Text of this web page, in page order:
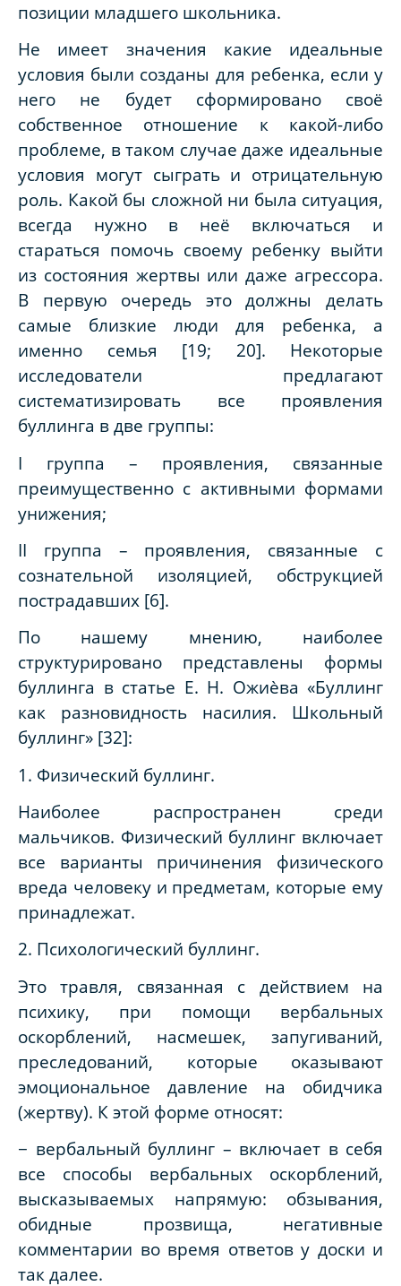
позиции младшего школьника.
Не имеет значения какие идеальные
условия были созданы для ребенка, если у
него не будет сформировано своё
собственное отношение к какой-либо
проблеме, в таком случае даже идеальные
условия могут сыграть и отрицательную
роль. Какой бы сложной ни была ситуация,
всегда нужно в неё включаться и
стараться помочь своему ребенку выйти
из состояния жертвы или даже агрессора.
В первую очередь это должны делать
самые близкие люди для ребенка, а
именно семья [19; 20]. Некоторые
исследователи предлагают
систематизировать все проявления
буллинга в две группы:
I группа – проявления, связанные
преимущественно с активными формами
унижения;
II группа – проявления, связанные с
сознательной изоляцией, обструкцией
пострадавших [6].
По нашему мнению, наиболее
структурировано представлены формы
буллинга в статье Е. Н. Ожиѐва «Буллинг
как разновидность насилия. Школьный
буллинг» [32]:
1. Физический буллинг.
Наиболее распространен среди
мальчиков. Физический буллинг включает
все варианты причинения физического
вреда человеку и предметам, которые ему
принадлежат.
2. Психологический буллинг.
Это травля, связанная с действием на
психику, при помощи вербальных
оскорблений, насмешек, запугиваний,
преследований, которые оказывают
эмоциональное давление на обидчика
(жертву). К этой форме относят:
− вербальный буллинг – включает в себя
все способы вербальных оскорблений,
высказываемых напрямую: обзывания,
обидные прозвища, негативные
комментарии во время ответов у доски и
так далее.